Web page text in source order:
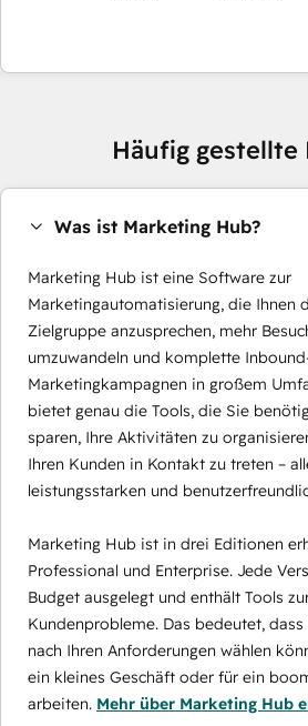
Häufig gestellte
Was ist Marketing Hub?
Marketing Hub ist eine Software zur
Marketingautomatisierung, die Ihnen
Zielgruppe anzusprechen, mehr
umzuwandeln und komplette
Marketingkampagnen in großem
bietet genau die Tools, die Sie
sparen, Ihre Aktivitäten zu
Ihren Kunden in Kontakt zu treten –
leistungsstarken und
Marketing Hub ist in drei Editionen
Professional und Enterprise. Jede
Budget ausgelegt und enthält Tools
Kundenprobleme. Das bedeutet,
nach Ihren Anforderungen wählen
ein kleines Geschäft oder für ein
arbeiten. Mehr über Marketing Hub